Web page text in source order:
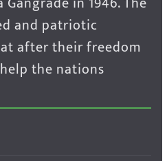
and patriotic
after their freedom
the nations